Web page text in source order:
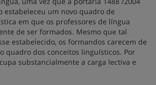
estabeleceu um novo quadro de
em que os professores de língua
de ser formados. Mesmo que tal
estabelecido, os formandos carecem de
quadro dos conceitos linguísticos. Por
substancialmente a carga lectiva e